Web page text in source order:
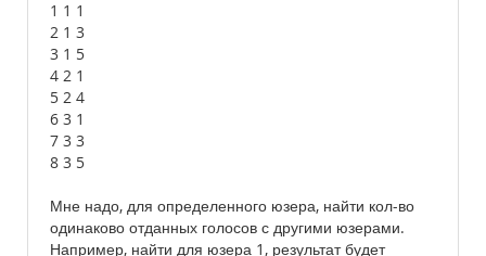
1 1 1
2 1 3
3 1 5
4 2 1
5 2 4
6 3 1
7 3 3
8 3 5
Мне надо, для определенного юзера, найти кол-во
одинаково отданных голосов с другими юзерами.
Например, найти для юзера 1, результат будет